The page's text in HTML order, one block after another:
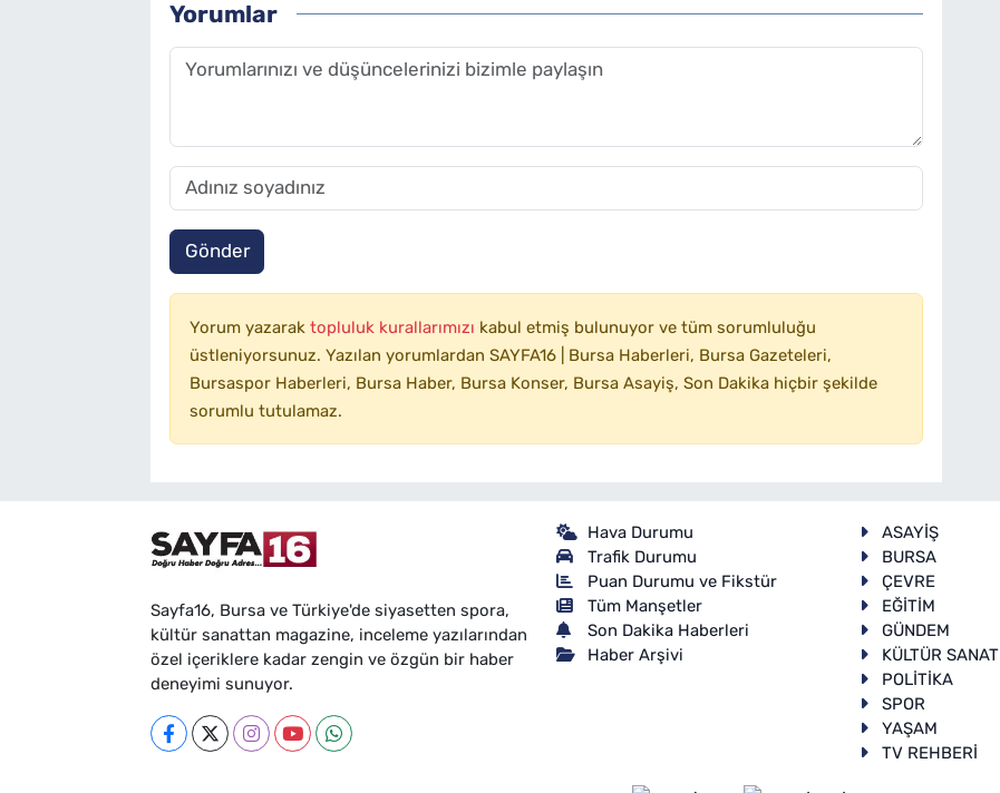
Yorumlar
Gönder
Yorum yazarak topluluk kurallarımızı kabul etmiş bulunuyor ve tüm sorumluluğu
üstleniyorsunuz. Yazılan yorumlardan SAYFA16 | Bursa Haberleri, Bursa Gazeteleri,
Bursaspor Haberleri, Bursa Haber, Bursa Konser, Bursa Asayiş, Son Dakika hiçbir şekilde
sorumlu tutulamaz.
Sayfa16, Bursa ve Türkiye'de siyasetten spora,
kültür sanattan magazine, inceleme yazılarından
özel içeriklere kadar zengin ve özgün bir haber
deneyimi sunuyor.
Hava Durumu
Trafik Durumu
Puan Durumu ve Fikstür
Tüm Manşetler
Son Dakika Haberleri
Haber Arşivi
ASAYİŞ
BURSA
ÇEVRE
EĞİTİM
GÜNDEM
KÜLTÜR SANAT
POLİTİKA
SPOR
YAŞAM
TV REHBERİ